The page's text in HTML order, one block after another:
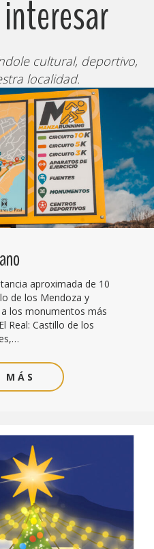
cultural, deportivo,
localidad.
aproximada de 10
de los Mendoza y
los monumentos más
Real: Castillo de los
MÁS